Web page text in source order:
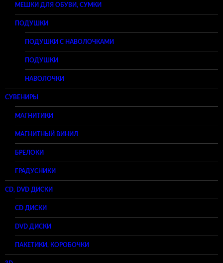
МЕШКИ ДЛЯ ОБУВИ, СУМКИ
ПОДУШКИ
ПОДУШКИ С НАВОЛОЧКАМИ
ПОДУШКИ
НАВОЛОЧКИ
СУВЕНИРЫ
МАГНИТИКИ
МАГНИТНЫЙ ВИНИЛ
БРЕЛОКИ
ГРАДУСНИКИ
CD, DVD ДИСКИ
CD ДИСКИ
DVD ДИСКИ
ПАКЕТИКИ, КОРОБОЧКИ